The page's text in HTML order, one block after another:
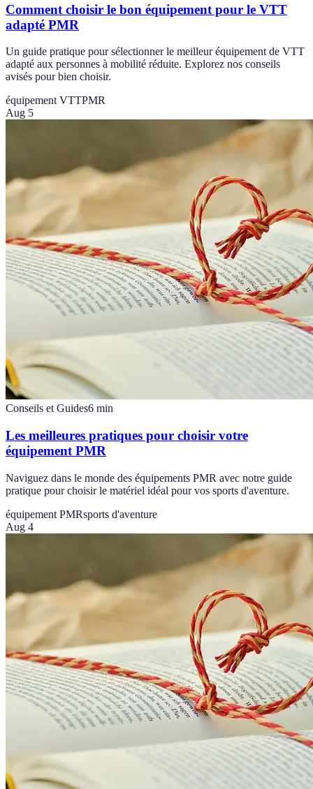
Comment choisir le bon équipement pour le VTT
adapté PMR
Un guide pratique pour sélectionner le meilleur équipement de VTT
adapté aux personnes à mobilité réduite. Explorez nos conseils
avisés pour bien choisir.
équipement VTTPMR
Aug 5
Conseils et Guides6 min
Les meilleures pratiques pour choisir votre
équipement PMR
Naviguez dans le monde des équipements PMR avec notre guide
pratique pour choisir le matériel idéal pour vos sports d'aventure.
équipement PMRsports d'aventure
Aug 4